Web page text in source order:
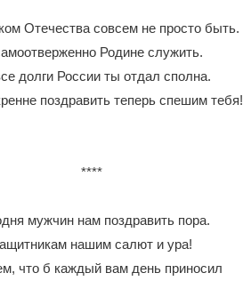
Отечества совсем не просто быть.
Родине служить.
долги России ты отдал сполна.
поздравить теперь спешим тебя!
****
мужчин нам поздравить пора.
нашим салют и ура!
что б каждый вам день приносил